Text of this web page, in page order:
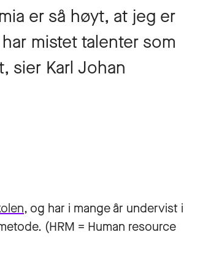
er så høyt, at jeg er
mistet talenter som
sier Karl Johan
, og har i mange år undervist i
(HRM = Human resource